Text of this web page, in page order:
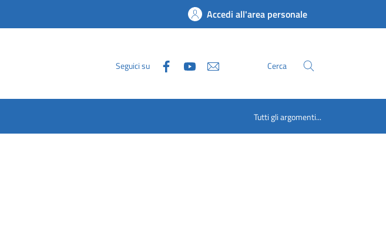
Accedi all'area personale
Seguici su Cerca
Tutti gli argomenti...